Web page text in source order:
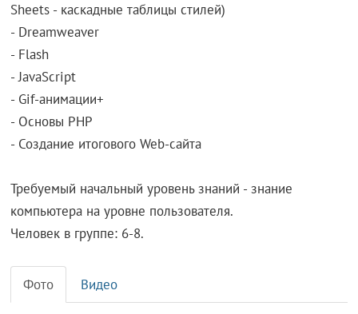
Sheets - каскадные таблицы стилей)
- Dreamweaver
- Flash
- JavaScript
- Gif-анимации+
- Основы PHP
- Создание итогового Web-сайта
Требуемый начальный уровень знаний - знание
компьютера на уровне пользователя.
Человек в группе: 6-8.
Фото Видео